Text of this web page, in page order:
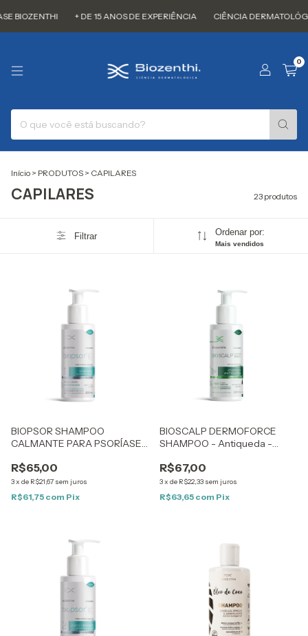
+ DE 15 ANOS DE EXPERIÊNCIA CIÊNCIA DERMATOLÓGICA
0
Início > PRODUTOS > CAPILARES
CAPILARES 23 produtos
Filtrar Ordenar por:
Mais vendidos
BIOPSOR SHAMPOO
CALMANTE PARA PSORÍASE
200ml
R$65,00
3x de R$21,67 sem juros
R$61,75 com Pix
BIOSCALP DERMOFORCE
SHAMPOO - Antiqueda -
R$67,00
3x de R$22,33 sem juros
R$63,65 com Pix